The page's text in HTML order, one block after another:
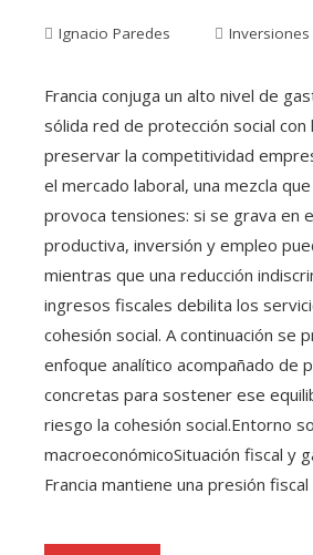
Ignacio Paredes
Francia conjuga un alto nivel de
sólida red de protección social con
preservar la competitividad
el mercado laboral, una mezcla
provoca tensiones: si se grava en
productiva, inversión y empleo
mientras que una reducción
ingresos fiscales debilita los
cohesión social. A continuación se
enfoque analítico acompañado de
concretas para sostener ese
riesgo la cohesión social.Entorno
macroeconómicoSituación fiscal y
Francia mantiene una presión